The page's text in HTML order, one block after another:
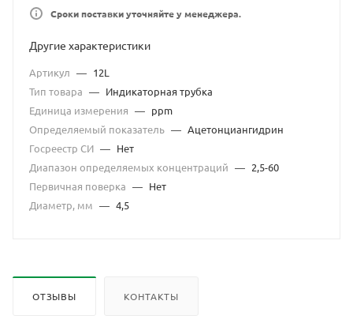
Сроки поставки уточняйте у менеджера.
Другие характеристики
Артикул — 12L
Тип товара — Индикаторная трубка
Единица измерения — ppm
Определяемый показатель — Ацетонциангидрин
Госреестр СИ — Нет
Диапазон определяемых концентраций — 2,5-60
Первичная поверка — Нет
Диаметр, мм — 4,5
ОТЗЫВЫ КОНТАКТЫ